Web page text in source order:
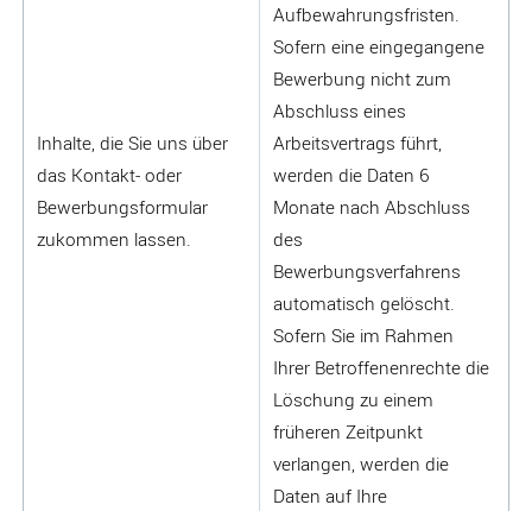
Inhalte, die Sie uns über
das Kontakt- oder
Bewerbungsformular
zukommen lassen.
Aufbewahrungsfristen.
Sofern eine eingegangene
Bewerbung nicht zum
Abschluss eines
Arbeitsvertrags führt,
werden die Daten 6
Monate nach Abschluss
des
Bewerbungsverfahrens
automatisch gelöscht.
Sofern Sie im Rahmen
Ihrer Betroffenenrechte die
Löschung zu einem
früheren Zeitpunkt
verlangen, werden die
Daten auf Ihre